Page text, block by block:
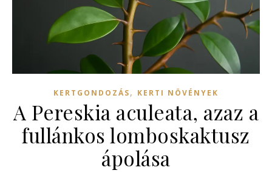
KERTGONDOZÁS, KERTI NÖVÉNYEK
A Pereskia aculeata, azaz a
fullánkos lomboskaktusz
ápolása